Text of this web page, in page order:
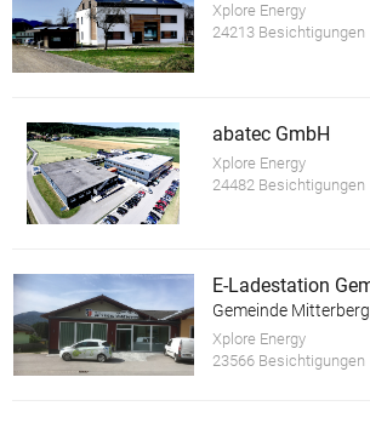
Xplore Energy
24213 Besichtigungen
abatec GmbH
Xplore Energy
24482 Besichtigungen
Gemeinde Mitterberg
Xplore Energy
23566 Besichtigungen